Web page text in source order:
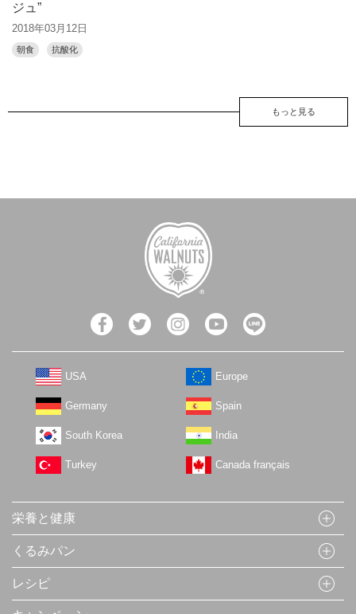
ジュ”
2018年03月12日
朝食 抗酸化
もっと見る
USA Europe
Germany Spain
South Korea India
Turkey Canada français
栄養と健康
くるみパン
レシピ